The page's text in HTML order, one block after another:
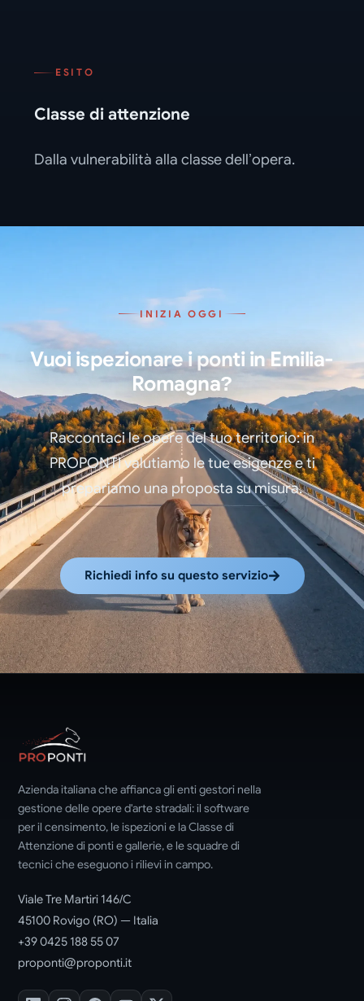
ESITO
Classe di attenzione
Dalla vulnerabilità alla classe dell’opera.
INIZIA OGGI
Vuoi ispezionare i ponti in Emilia-
Romagna?
Raccontaci le opere del tuo territorio: in
PROPONTI valutiamo le tue esigenze e ti
prepariamo una proposta su misura.
Richiedi info su questo servizio
Azienda italiana che affianca gli enti gestori nella
gestione delle opere d'arte stradali: il software
per il censimento, le ispezioni e la Classe di
Attenzione di ponti e gallerie, e le squadre di
tecnici che eseguono i rilievi in campo.
Viale Tre Martiri 146/C
45100 Rovigo (RO) — Italia
+39 0425 188 55 07
proponti@proponti.it